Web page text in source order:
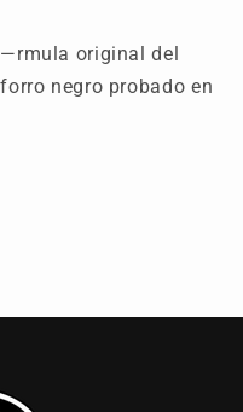
original del
negro probado en